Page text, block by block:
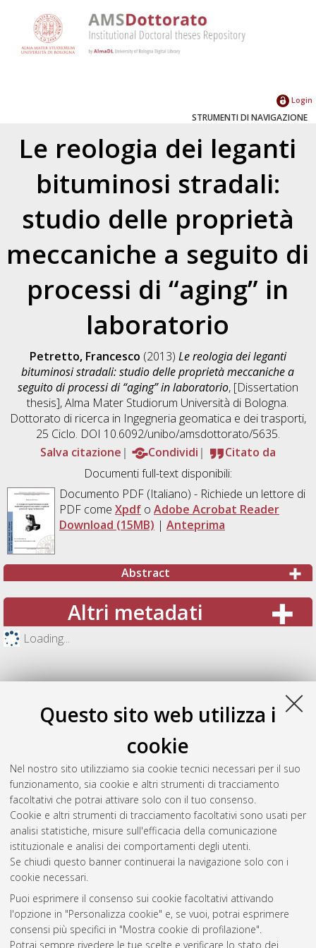
Questo sito web utilizza i
cookie
Nel nostro sito utilizziamo sia cookie tecnici necessari per il suo
funzionamento, sia cookie e altri strumenti di tracciamento
facoltativi che potrai attivare solo con il tuo consenso.
Cookie e altri strumenti di tracciamento facoltativi sono usati per
analisi statistiche, misure sull'efficacia della comunicazione
istituzionale e analisi dei comportamenti degli utenti.
Se chiudi questo banner continuerai la navigazione solo con i
cookie necessari.
Puoi esprimere il consenso sui cookie facoltativi attivando
l'opzione in "Personalizza cookie" e, se vuoi, potrai esprimere
consensi più specifici in "Mostra cookie di profilazione".
Potrai sempre rivedere le tue scelte e verificare lo stato dei
Login
STRUMENTI DI NAVIGAZIONE
Le reologia dei leganti
bituminosi stradali:
studio delle proprietà
meccaniche a seguito di
processi di “aging” in
laboratorio
Petretto, Francesco (2013) Le reologia dei leganti
bituminosi stradali: studio delle proprietà meccaniche a
seguito di processi di “aging” in laboratorio, [Dissertation
thesis], Alma Mater Studiorum Università di Bologna.
Dottorato di ricerca in Ingegneria geomatica e dei trasporti,
25 Ciclo. DOI 10.6092/unibo/amsdottorato/5635.
Salva citazione
Condividi
Citato da
Documenti full-text disponibili:
Documento PDF(Italiano) - Richiede un lettore di
PDF come Xpdfo Adobe Acrobat Reader
Download (15MB) | Anteprima
Abstract
Altri metadati
Loading...
Gestione del documento:
Atom
Rss 1.0
Rss 2.0